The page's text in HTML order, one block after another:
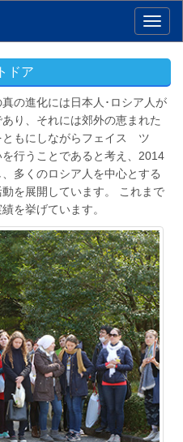
ドア
の進化には日本人･ロシア人が
り、それには郊外の恵まれた
ともにしながらフェイス ツ
行うことであると考え、2014
多くのロシア人を中心とする
を展開しています。 これまで
を挙げています。